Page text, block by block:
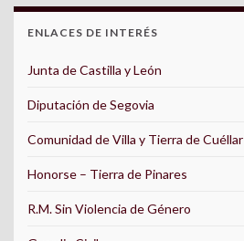
ENLACES DE INTERÉS
Junta de Castilla y León
Diputación de Segovia
Comunidad de Villa y Tierra de Cuéllar
Honorse – Tierra de Pinares
R.M. Sin Violencia de Género